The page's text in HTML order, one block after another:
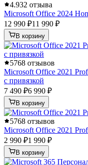
4.932 отзыва
Microsoft Office 2024
12 990 ₽11 990 ₽
В корзину
5768 отзывов
Microsoft Office 2021
с привязкой
7 490 ₽6 990 ₽
В корзину
5768 отзывов
Microsoft Office 2021
2 990 ₽1 990 ₽
В корзину